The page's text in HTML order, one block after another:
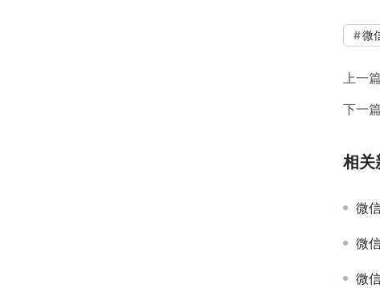
微
上一
下一
相关
微
微
微信